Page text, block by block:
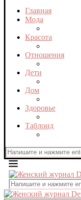
Главная
Мода
Красота
Отношения
Дети
Дом
Здоровье
Таблоид